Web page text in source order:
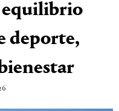
equilibrio
deporte,